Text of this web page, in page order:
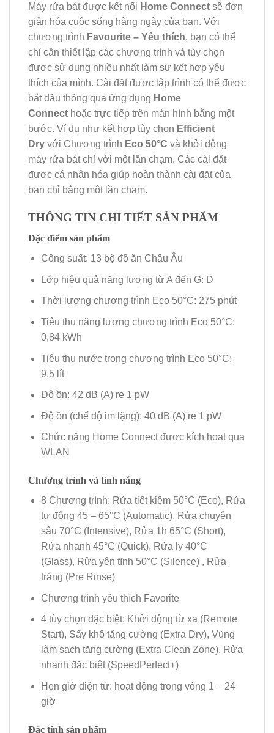
Máy rửa bát được kết nối Home Connect sẽ đơn
giản hóa cuộc sống hàng ngày của bạn. Với
chương trình Favourite – Yêu thích, bạn có thể
chỉ cần thiết lập các chương trình và tùy chọn
được sử dụng nhiều nhất làm sự kết hợp yêu
thích của mình. Cài đặt được lập trình có thể được
bắt đầu thông qua ứng dụng Home
Connect hoặc trực tiếp trên màn hình bằng một
bước. Ví dụ như kết hợp tùy chọn Efficient
Dry với Chương trình Eco 50°C và khởi động
máy rửa bát chỉ với một lần chạm. Các cài đặt
được cá nhân hóa giúp hoàn thành cài đặt của
bạn chỉ bằng một lần chạm.
THÔNG TIN CHI TIẾT SẢN PHẨM
Đặc điểm sản phẩm
Công suất: 13 bộ đồ ăn Châu Âu
Lớp hiệu quả năng lượng từ A đến G: D
Thời lượng chương trình Eco 50°C: 275 phút
Tiêu thụ năng lượng chương trình Eco 50°C:
0,84 kWh
Tiêu thụ nước trong chương trình Eco 50°C:
9,5 lít
Độ ồn: 42 dB (A) re 1 pW
Độ ồn (chế độ im lặng): 40 dB (A) re 1 pW
Chức năng Home Connect được kích hoạt qua
WLAN
Chương trình và tính năng
8 Chương trình: Rửa tiết kiệm 50°C (Eco), Rửa
tự động 45 – 65°C (Automatic), Rửa chuyên
sâu 70°C (Intensive), Rửa 1h 65°C (Short),
Rửa nhanh 45°C (Quick), Rửa ly 40°C
(Glass), Rửa yên tĩnh 50°C (Silence) , Rửa
tráng (Pre Rinse)
Chương trình yêu thích Favorite
4 tùy chọn đặc biệt: Khởi động từ xa (Remote
Start), Sấy khô tăng cường (Extra Dry), Vùng
làm sạch tăng cường (Extra Clean Zone), Rửa
nhanh đặc biệt (SpeedPerfect+)
Hẹn giờ điện tử: hoạt động trong vòng 1 – 24
giờ
Đặc tính sản phẩm